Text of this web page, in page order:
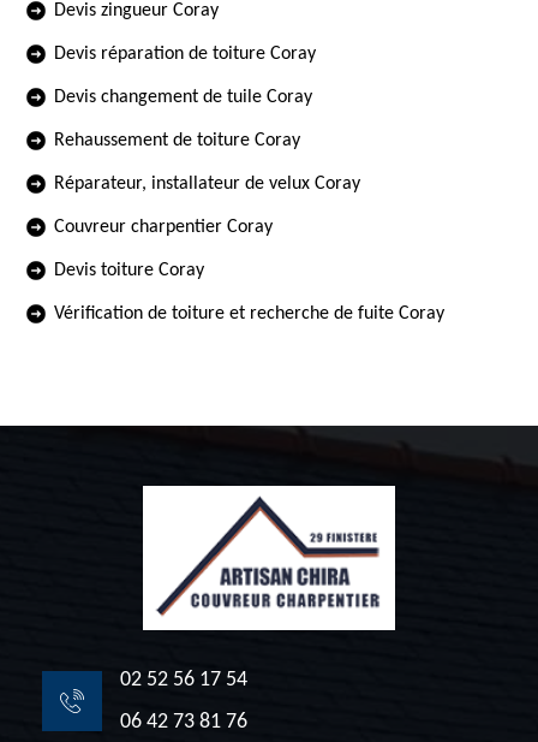
Devis zingueur Coray
Devis réparation de toiture Coray
Devis changement de tuile Coray
Rehaussement de toiture Coray
Réparateur, installateur de velux Coray
Couvreur charpentier Coray
Devis toiture Coray
Vérification de toiture et recherche de fuite Coray
02 52 56 17 54
06 42 73 81 76